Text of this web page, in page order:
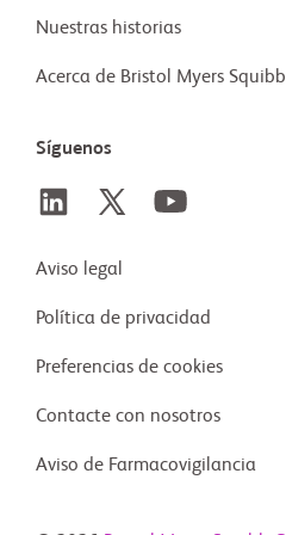
Nuestras historias
Acerca de Bristol Myers Squibb
Síguenos
Aviso legal
Política de privacidad
Preferencias de cookies
Contacte con nosotros
Aviso de Farmacovigilancia